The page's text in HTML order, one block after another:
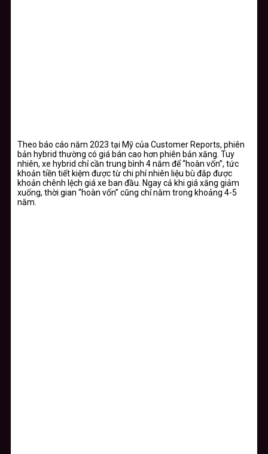
Theo báo cáo năm 2023 tại Mỹ của Customer Reports, phiên
bản hybrid thường có giá bán cao hơn phiên bản xăng. Tuy
nhiên, xe hybrid chỉ cần trung bình 4 năm để “hoàn vốn”, tức
khoản tiền tiết kiệm được từ chi phí nhiên liệu bù đắp được
khoản chênh lệch giá xe ban đầu. Ngay cả khi giá xăng giảm
xuống, thời gian “hoàn vốn” cũng chỉ nằm trong khoảng 4-5
năm.